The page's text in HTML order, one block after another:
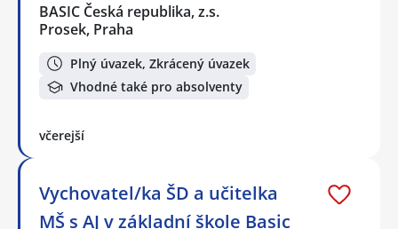
BASIC Česká republika, z.s.
Prosek, Praha
Plný úvazek, Zkrácený úvazek
Vhodné také pro absolventy
včerejší
Vychovatel/ka ŠD a učitelka
MŠ s AJ v základní škole Basic